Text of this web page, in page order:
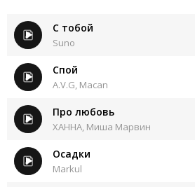
С тобой
Suno
Спой
A.V.G, Macan
Про любовь
ХАННА, Миша Марвин
Осадки
Markul